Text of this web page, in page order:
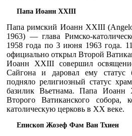
Папа Иоанн XXIII
Папа римский Иоанн XXIII
1963) — глава Римско-
1958 года по 3 июня 1963 года.
официально открыл Второй
Иоанн XXIII совершил
Сайгона и даровал ему статус
подняло религиозный статус
базилик Вьетнама. Папа Иоанн
Второго Ватиканского собора,
католическую церковь в XX веке.
Епископ Жозеф Фам Ван Тхиен